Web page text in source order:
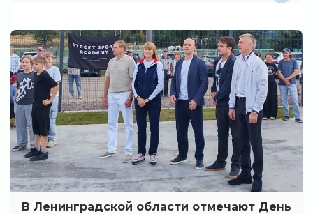
В Ленинградской области отмечают День